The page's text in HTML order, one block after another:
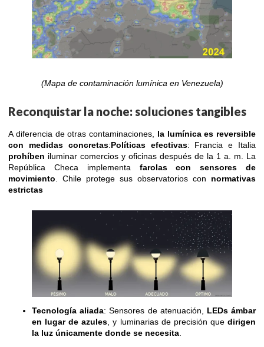
(Mapa de contaminación lumínica en Venezuela)
Reconquistar la noche: soluciones tangibles
A diferencia de otras contaminaciones, la lumínica es reversible
con medidas concretas:Políticas efectivas: Francia e Italia
prohíben iluminar comercios y oficinas después de la 1 a. m. La
República Checa implementa farolas con sensores de
movimiento . Chile protege sus observatorios con normativas
estrictas
Tecnología aliada: Sensores de atenuación, LEDs ámbar
en lugar de azules, y luminarias de precisión quedirigen
la luz únicamente donde se necesita.